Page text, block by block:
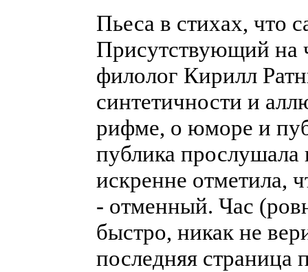
Пьеса в стихах, что
Присутствующий на
филолог Кирилл
синтетичности и
рифме, о юморе и
публика прослушала
искренне отметила,
- отменный. Час
быстро, никак не
последняя страница